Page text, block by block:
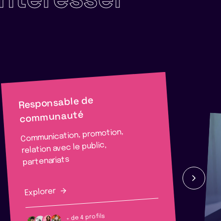
Responsable de
communauté
Communication, promotion,
relation avec le public,
partenariats
Explorer
+ de 4 profils